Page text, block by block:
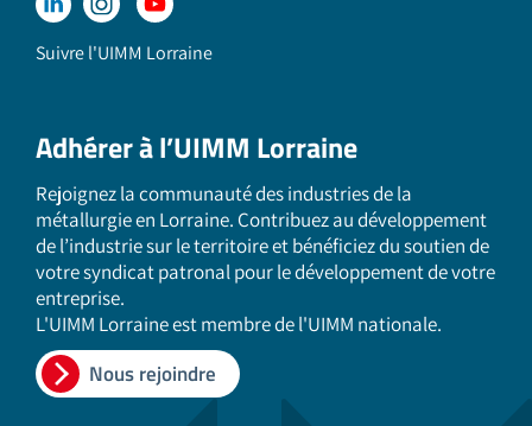
Suivre l'UIMM Lorraine
Adhérer à l’UIMM Lorraine
Rejoignez la communauté des industries de la
métallurgie en Lorraine. Contribuez au développement
de l’industrie sur le territoire et bénéficiez du soutien de
votre syndicat patronal pour le développement de votre
entreprise.
L'UIMM Lorraine est membre de l'UIMM nationale.
Nous rejoindre